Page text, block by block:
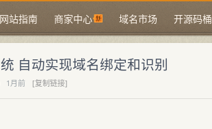
网站指南 商家中心 域名市场 开源码桶
自动实现域名绑定和识别
1月前
[复制链接]